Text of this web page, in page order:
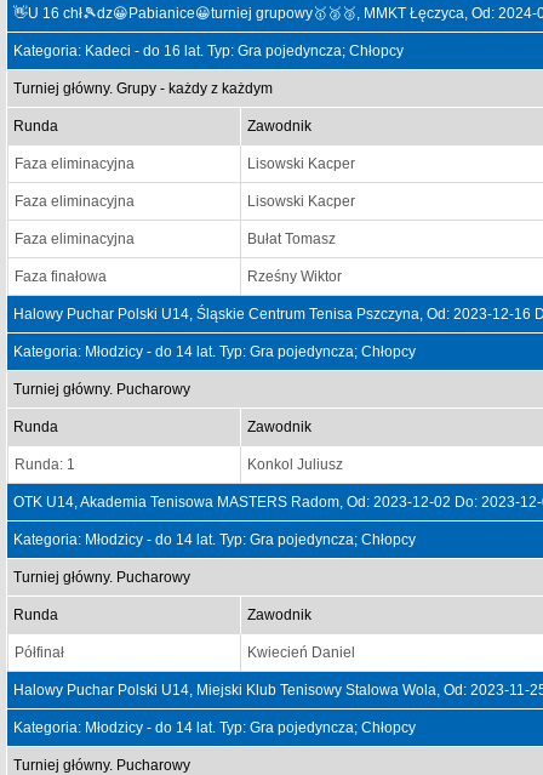
👋U 16 chł🎾dz😀Pabianice😀turniej grupowy🥇🥈🥉, MMKT Łęczyca, Od:
Kategoria: Kadeci - do 16 lat. Typ: Gra pojedyncza; Chłopcy
Turniej główny. Grupy - każdy z każdym
Runda Zawodnik
Faza eliminacyjna Lisowski Kacper
Faza eliminacyjna Lisowski Kacper
Faza eliminacyjna Bułat Tomasz
Faza finałowa Rześny Wiktor
Halowy Puchar Polski U14, Śląskie Centrum Tenisa Pszczyna, Od: 2023-12-16
Kategoria: Młodzicy - do 14 lat. Typ: Gra pojedyncza; Chłopcy
Turniej główny. Pucharowy
Runda Zawodnik
Runda: 1 Konkol Juliusz
OTK U14, Akademia Tenisowa MASTERS Radom, Od: 2023-12-02 Do: 2023-
Kategoria: Młodzicy - do 14 lat. Typ: Gra pojedyncza; Chłopcy
Turniej główny. Pucharowy
Runda Zawodnik
Półfinał Kwiecień Daniel
Halowy Puchar Polski U14, Miejski Klub Tenisowy Stalowa Wola, Od: 2023-11-
Kategoria: Młodzicy - do 14 lat. Typ: Gra pojedyncza; Chłopcy
Turniej główny. Pucharowy